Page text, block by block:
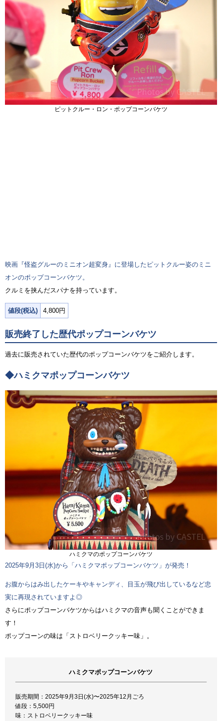
ピットクルー・ロン・ポップコーンバケツ
映画『怪盗グルーのミニオン超変身』に登場したピットクルー姿のミニ
オンのポップコーンバケツ。
クルミを挟んだスパナを持っています。
値段(税込) 4,800円
販売終了した歴代ポップコーンバケツ
過去に販売されていた歴代のポップコーンバケツをご紹介します。
◆ハミクマポップコーンバケツ
ハミクマのポップコーンバケツ
2025年9月3日(水)から「ハミクマポップコーンバケツ」が発売！
お腹からはみ出したケーキやキャンディ、目玉が飛び出しているなど忠
実に再現されていますよ◎
さらにポップコーンバケツからはハミクマの音声も聞くことができま
す！
ポップコーンの味は「ストロベリークッキー味」。
ハミクマポップコーンバケツ
販売期間：2025年9月3日(水)〜2025年12月ごろ
値段：5,500円
味：ストロベリークッキー味